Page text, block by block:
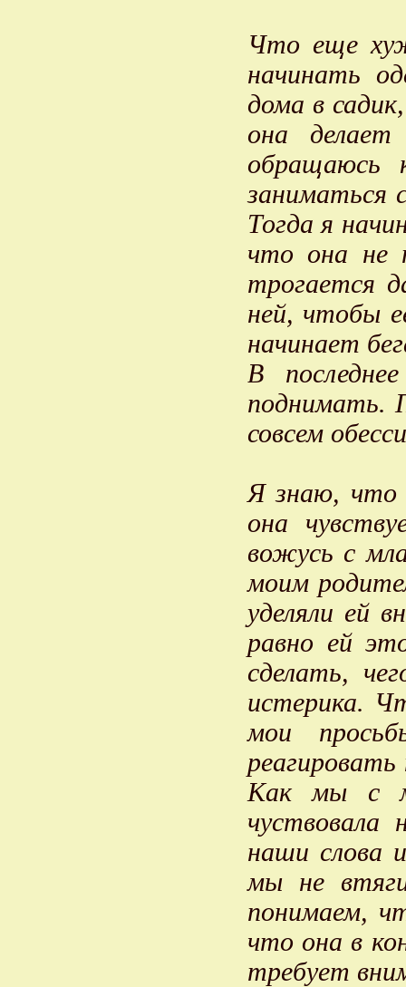
Что еще
начинать
дома в
она
заниматься
Тогда я
что она не
трогается
ней, чтобы
начинает
В
поднимать.
совсем
Я знаю, что
она
вожусь с
моим
уделяли ей
равно ей
сделать,
истерика.
мои
Как мы с
чуствовала
наши слова
мы не
понимаем,
что она в
требует